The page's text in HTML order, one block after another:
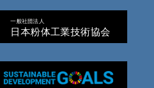
一般社団法人
日本粉体工業技術協会